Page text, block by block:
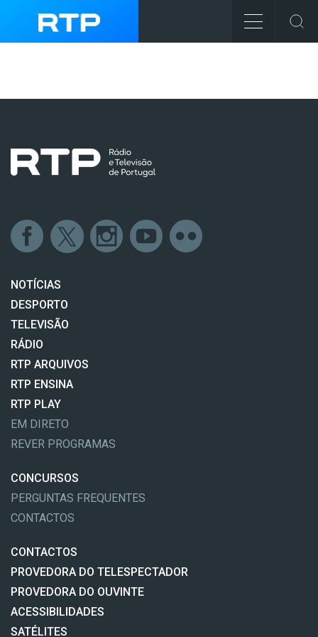
NOTÍCIAS
DESPORTO
TELEVISÃO
RÁDIO
RTP ARQUIVOS
RTP ENSINA
RTP PLAY
EM DIRETO
REVER PROGRAMAS
CONCURSOS
PERGUNTAS FREQUENTES
CONTACTOS
CONTACTOS
PROVEDORA DO TELESPECTADOR
PROVEDORA DO OUVINTE
ACESSIBILIDADES
SATÉLITES